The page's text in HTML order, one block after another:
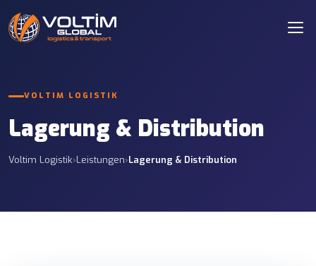
VOLTIM LOGISTIK
Lagerung & Distribution
Voltim Logistik›Leistungen›Lagerung & Distribution